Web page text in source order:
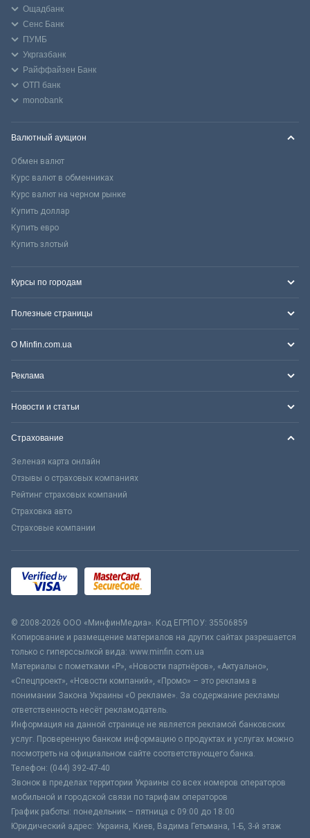
Ощадбанк
Сенс Банк
ПУМБ
Укргазбанк
Райффайзен Банк
ОТП банк
monobank
Валютный аукцион
Обмен валют
Курс валют в обменниках
Курс валют на черном рынке
Купить доллар
Купить евро
Купить злотый
Курсы по городам
Полезные страницы
О Minfin.com.ua
Реклама
Новости и статьи
Страхование
Зеленая карта онлайн
Отзывы о страховых компаниях
Рейтинг страховых компаний
Страховка авто
Страховые компании
© 2008-2026 ООО «МинфинМедиа». Код ЕГРПОУ: 35506859
Копирование и размещение материалов на других сайтах разрешается
только с гиперссылкой вида: www.minfin.com.ua
Материалы с пометками «Р», «Новости партнёров», «Актуально»,
«Спецпроект», «Новости компаний», «Промо» – это реклама в
понимании Закона Украины «О рекламе». За содержание рекламы
ответственность несёт рекламодатель.
Информация на данной странице не является рекламой банковских
услуг. Проверенную банком информацию о продуктах и услугах можно
посмотреть на официальном сайте соответствующего банка.
Телефон: (044) 392-47-40
Звонок в пределах территории Украины со всех номеров операторов
мобильной и городской связи по тарифам операторов
График работы: понедельник – пятница с 09:00 до 18:00
Юридический адрес: Украина, Киев, Вадима Гетьмана, 1-Б, 3-й этаж